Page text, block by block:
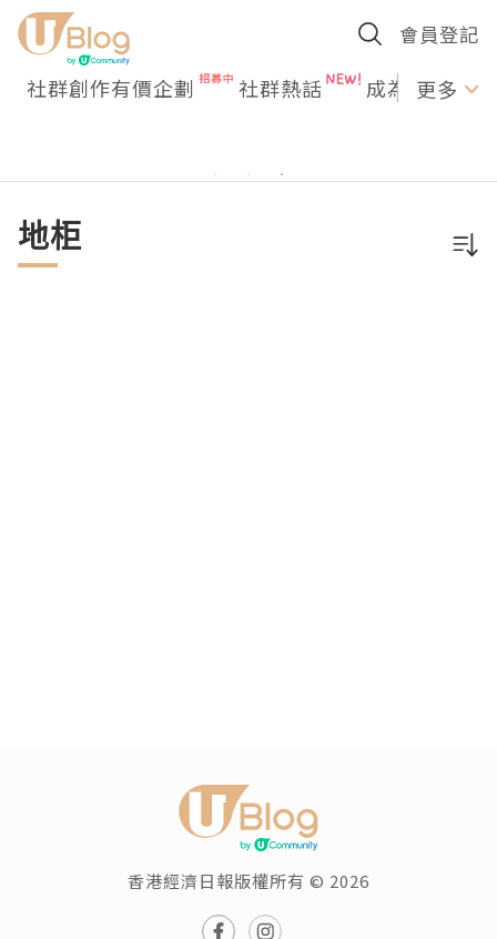
會員登記
社群創作有價企劃 社群熱話 成為U更多
地柜
香港經濟日報版權所有 © 2026